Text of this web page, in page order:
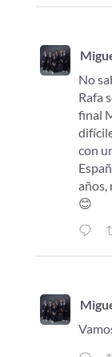
No
Rafa
final
con
años,
😊